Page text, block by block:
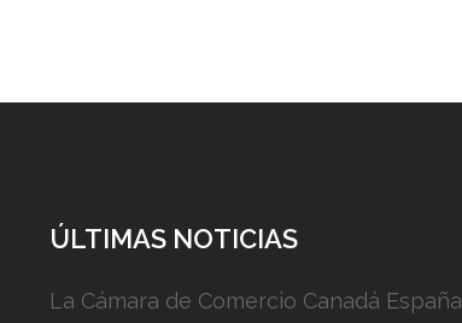
ÚLTIMAS NOTICIAS
La Cámara de Comercio Canadá España